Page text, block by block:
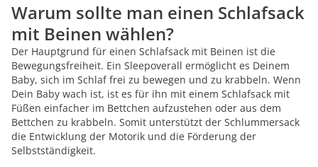
Warum sollte man einen Schlafsack
mit Beinen wählen?
Der Hauptgrund für einen Schlafsack mit Beinen ist die
Bewegungsfreiheit. Ein Sleepoverall ermöglicht es Deinem
Baby, sich im Schlaf frei zu bewegen und zu krabbeln. Wenn
Dein Baby wach ist, ist es für ihn mit einem Schlafsack mit
Füßen einfacher im Bettchen aufzustehen oder aus dem
Bettchen zu krabbeln. Somit unterstützt der Schlummersack
die Entwicklung der Motorik und die Förderung der
Selbstständigkeit.